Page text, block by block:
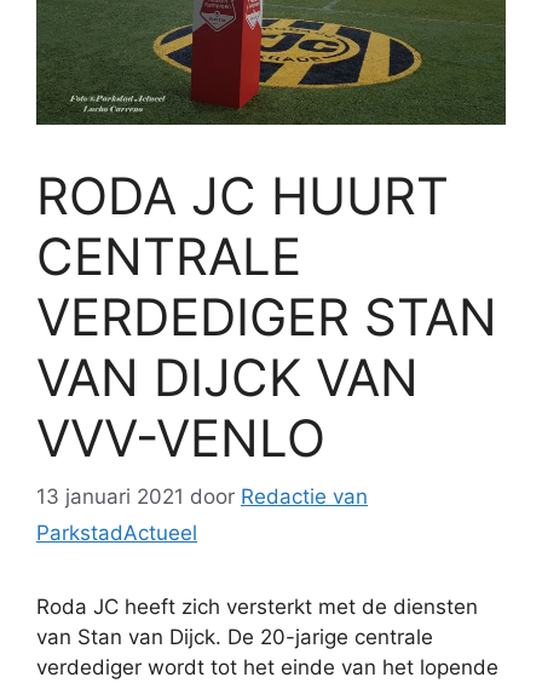
RODA JC HUURT
CENTRALE
VERDEDIGER STAN
VAN DIJCK VAN
VVV-VENLO
13 januari 2021 door Redactie van
ParkstadActueel
Roda JC heeft zich versterkt met de diensten
van Stan van Dijck. De 20-jarige centrale
verdediger wordt tot het einde van het lopende